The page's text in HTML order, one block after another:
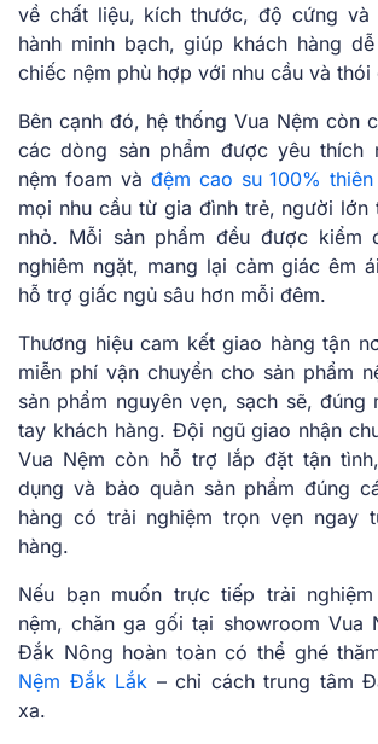
về chất liệu, kích thước, độ cứng và
hành minh bạch, giúp khách hàng
chiếc nệm phù hợp với nhu cầu và thói
Bên cạnh đó, hệ thống Vua Nệm còn
các dòng sản phẩm được yêu thích
nệm foam và đệm cao su 100% thiên
mọi nhu cầu từ gia đình trẻ, người lớn
nhỏ. Mỗi sản phẩm đều được kiểm
nghiêm ngặt, mang lại cảm giác êm
hỗ trợ giấc ngủ sâu hơn mỗi đêm.
Thương hiệu cam kết giao hàng tận
miễn phí vận chuyển cho sản phẩm
sản phẩm nguyên vẹn, sạch sẽ, đúng
tay khách hàng. Đội ngũ giao nhận
Vua Nệm còn hỗ trợ lắp đặt tận
dụng và bảo quản sản phẩm đúng
hàng có trải nghiệm trọn vẹn ngay
hàng.
Nếu bạn muốn trực tiếp trải
nệm, chăn ga gối tại showroom Vua
Đắk Nông hoàn toàn có thể ghé
Nệm Đắk Lắk – chỉ cách trung tâm
xa.